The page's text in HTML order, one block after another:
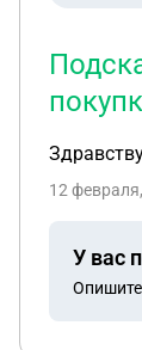
12
У вас